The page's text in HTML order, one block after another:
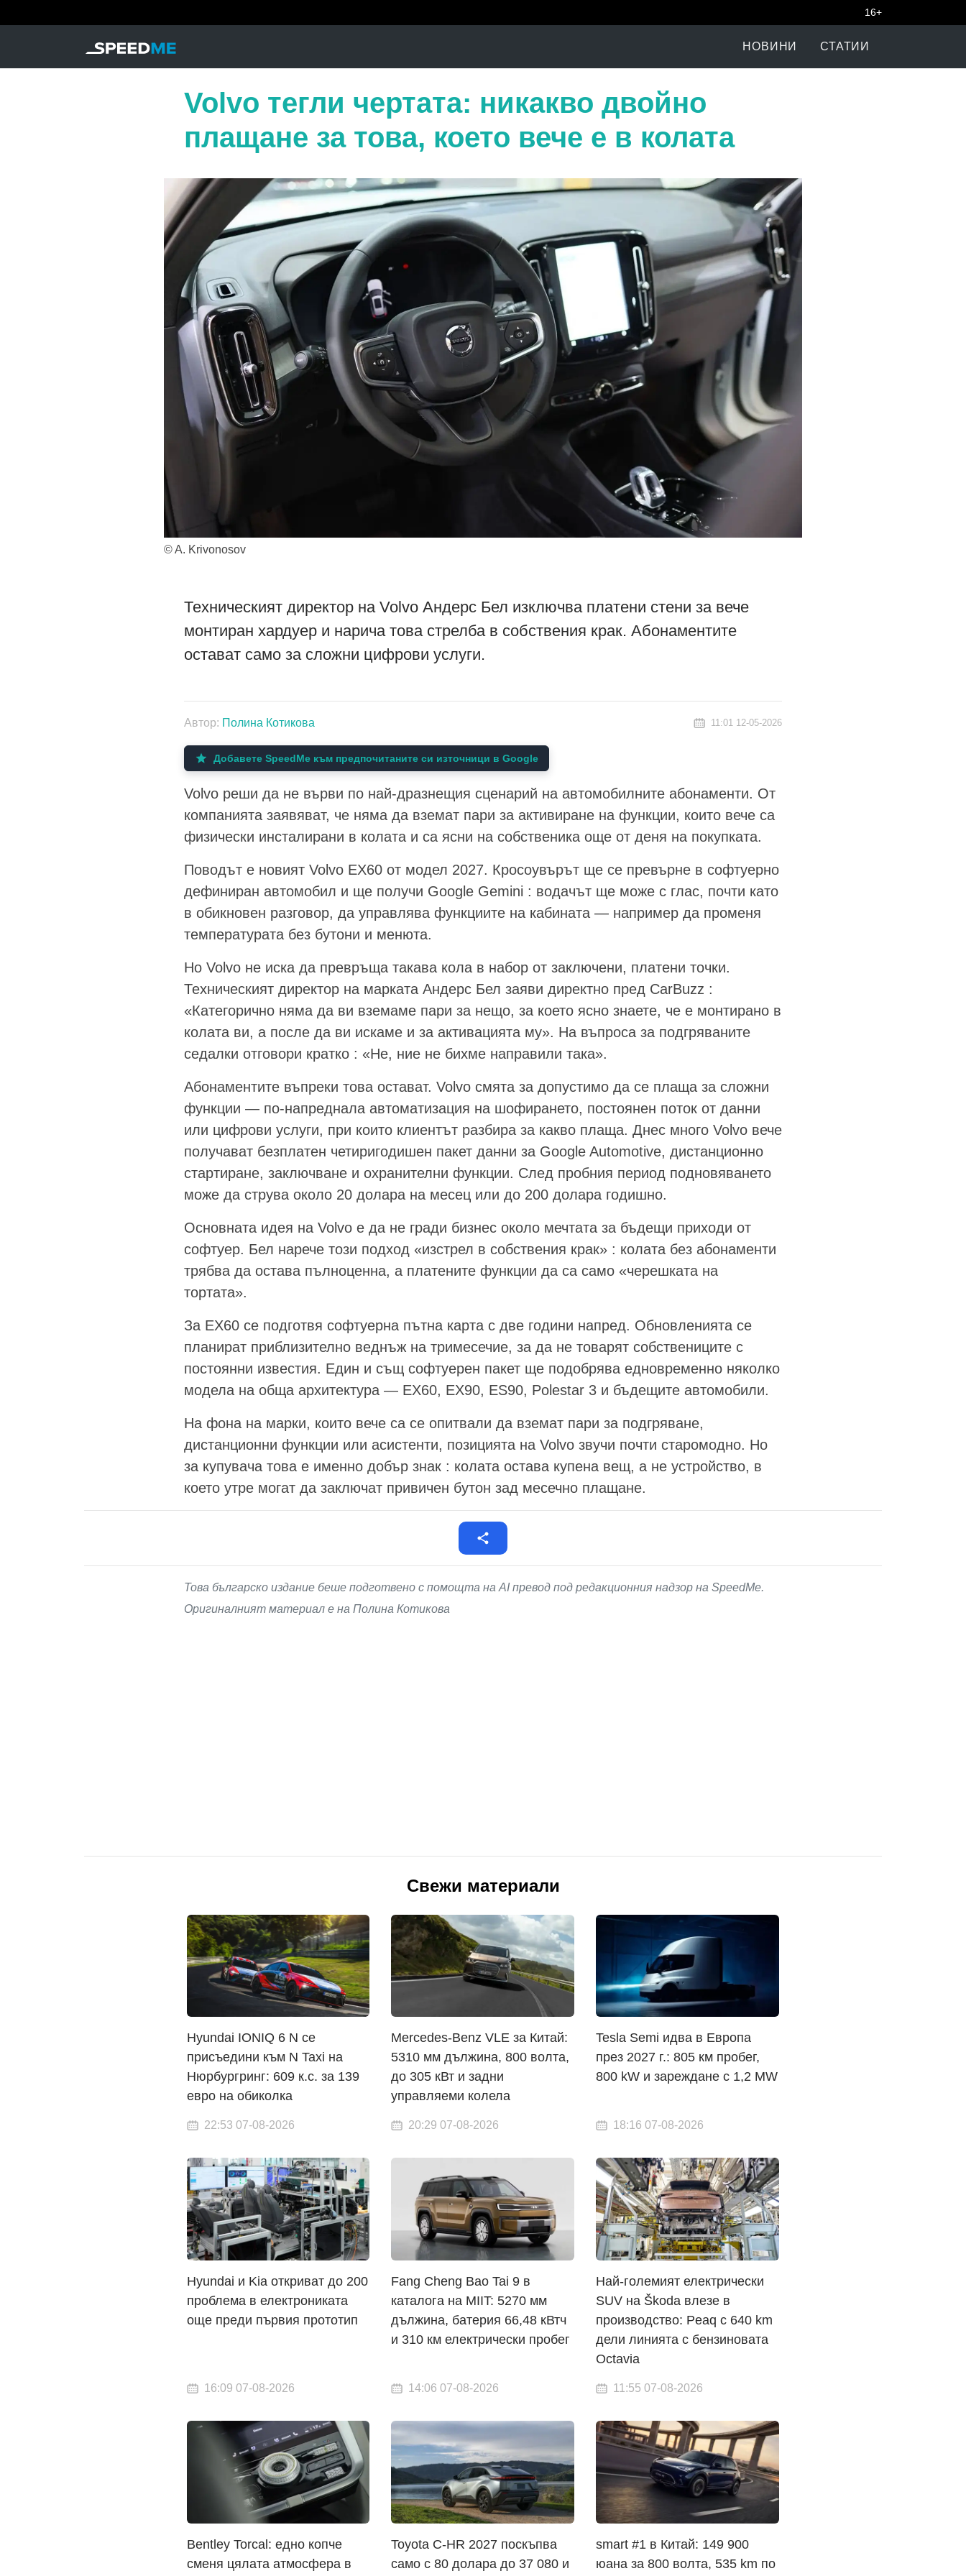
16+
НОВИНИ СТАТИИ
Volvo тегли чертата: никакво двойно
плащане за това, което вече е в колата
© A. Krivonosov
Техническият директор на Volvo Андерс Бел изключва платени стени за вече
монтиран хардуер и нарича това стрелба в собствения крак. Абонаментите
остават само за сложни цифрови услуги.
Автор: Полина Котикова 11:01 12-05-2026
Добавете SpeedMe към предпочитаните си източници в Google
Volvo реши да не върви по най-дразнещия сценарий на автомобилните абонаменти. От
компанията заявяват, че няма да вземат пари за активиране на функции, които вече са
физически инсталирани в колата и са ясни на собственика още от деня на покупката.
Поводът е новият Volvo EX60 от модел 2027. Кросоувърът ще се превърне в софтуерно
дефиниран автомобил и ще получи Google Gemini : водачът ще може с глас, почти като
в обикновен разговор, да управлява функциите на кабината — например да променя
температурата без бутони и менюта.
Но Volvo не иска да превръща такава кола в набор от заключени, платени точки.
Техническият директор на марката Андерс Бел заяви директно пред CarBuzz :
«Категорично няма да ви вземаме пари за нещо, за което ясно знаете, че е монтирано в
колата ви, а после да ви искаме и за активацията му». На въпроса за подгряваните
седалки отговори кратко : «Не, ние не бихме направили така».
Абонаментите въпреки това остават. Volvo смята за допустимо да се плаща за сложни
функции — по-напреднала автоматизация на шофирането, постоянен поток от данни
или цифрови услуги, при които клиентът разбира за какво плаща. Днес много Volvo вече
получават безплатен четиригодишен пакет данни за Google Automotive, дистанционно
стартиране, заключване и охранителни функции. След пробния период подновяването
може да струва около 20 долара на месец или до 200 долара годишно.
Основната идея на Volvo е да не гради бизнес около мечтата за бъдещи приходи от
софтуер. Бел нарече този подход «изстрел в собствения крак» : колата без абонаменти
трябва да остава пълноценна, а платените функции да са само «черешката на
тортата».
За EX60 се подготвя софтуерна пътна карта с две години напред. Обновленията се
планират приблизително веднъж на тримесечие, за да не товарят собствениците с
постоянни известия. Един и същ софтуерен пакет ще подобрява едновременно няколко
модела на обща архитектура — EX60, EX90, ES90, Polestar 3 и бъдещите автомобили.
На фона на марки, които вече са се опитвали да вземат пари за подгряване,
дистанционни функции или асистенти, позицията на Volvo звучи почти старомодно. Но
за купувача това е именно добър знак : колата остава купена вещ, а не устройство, в
което утре могат да заключат привичен бутон зад месечно плащане.
Това българско издание беше подготвено с помощта на AI превод под редакционния надзор на SpeedMe.
Оригиналният материал е на Полина Котикова
Свежи материали
Hyundai IONIQ 6 N се
присъедини към N Taxi на
Нюрбургринг: 609 к.с. за 139
евро на обиколка
22:53 07-08-2026
Mercedes-Benz VLE за Китай:
5310 мм дължина, 800 волта,
до 305 кВт и задни
управляеми колела
20:29 07-08-2026
Tesla Semi идва в Европа
през 2027 г.: 805 км пробег,
800 kW и зареждане с 1,2 MW
18:16 07-08-2026
Hyundai и Kia откриват до 200
проблема в електрониката
още преди първия прототип
16:09 07-08-2026
Fang Cheng Bao Tai 9 в
каталога на MIIT: 5270 мм
дължина, батерия 66,48 кВтч
и 310 км електрически пробег
14:06 07-08-2026
Най-големият електрически
SUV на Škoda влезе в
производство: Peaq с 640 km
дели линията с бензиновата
Octavia
11:55 07-08-2026
Bentley Torcal: едно копче
сменя цялата атмосфера в
Toyota C-HR 2027 поскъпва
само с 80 долара до 37 080 и
smart #1 в Китай: 149 900
юана за 800 волта, 535 km по